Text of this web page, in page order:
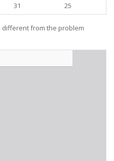
31 25
different from the problem